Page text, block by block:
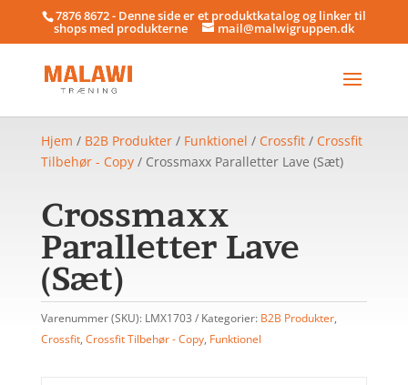
7876 8672 - Denne side er et produktkatalog og linker til
shops med produkterne mail@malwigruppen.dk
Hjem / B2B Produkter/ Funktionel / Crossfit/ Crossfit
Tilbehør - Copy/ Crossmaxx Paralletter Lave (Sæt)
Crossmaxx
Paralletter Lave
(Sæt)
Varenummer (SKU): LMX1703 Kategorier: B2B Produkter,
Crossfit, Crossfit Tilbehør - Copy, Funktionel